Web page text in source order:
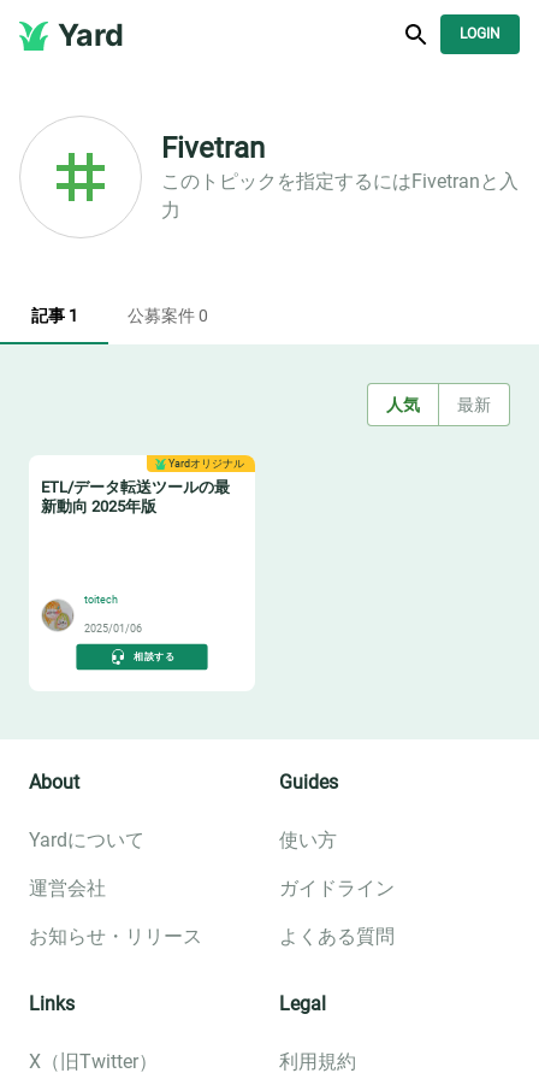
Yard LOGIN
Fivetran
このトピックを指定するにはFivetran と入
力
記事 1 公募案件 0
人気 最新
Yardオリジナル
ETL/データ転送ツールの最
新動向 2025年版
toitech
2025/01/06
相談する
About
Yardについて
運営会社
お知らせ・リリース
Guides
使い方
ガイドライン
よくある質問
Links
X（旧Twitter）
Legal
利用規約